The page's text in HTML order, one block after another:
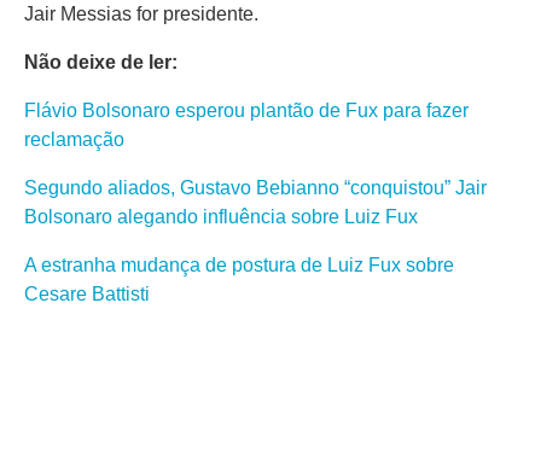
Jair Messias for presidente.
Não deixe de ler:
Flávio Bolsonaro esperou plantão de Fux para fazer
reclamação
Segundo aliados, Gustavo Bebianno “conquistou” Jair
Bolsonaro alegando influência sobre Luiz Fux
A estranha mudança de postura de Luiz Fux sobre
Cesare Battisti